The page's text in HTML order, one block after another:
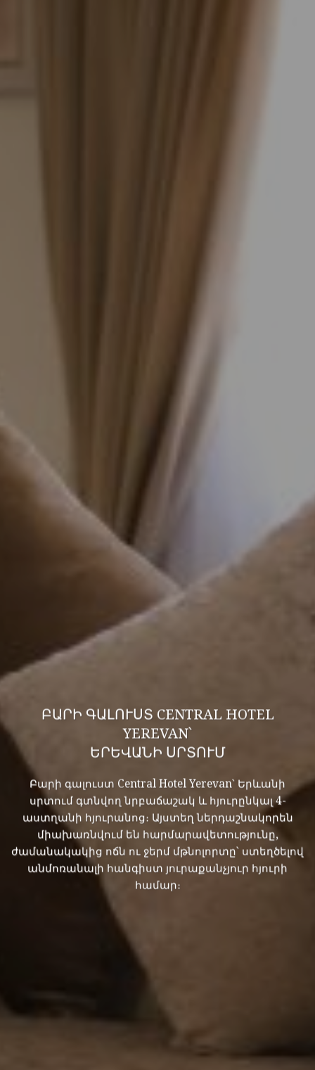
ԲԱՐԻ ԳԱԼՈՒՍՏ CENTRAL HOTEL
YEREVAN՝
ԵՐԵՎԱՆԻ ՍՐՏՈՒՄ
Բարի գալուստ Central Hotel Yerevan՝ Երևանի
սրտում գտնվող նրբաճաշակ և հյուրընկալ 4-
աստղանի հյուրանոց։ Այստեղ ներդաշնակորեն
միախառնվում են հարմարավետությունը,
ժամանակակից ոճն ու ջերմ մթնոլորտը՝ ստեղծելով
անմոռանալի հանգիստ յուրաքանչյուր հյուրի
համար։